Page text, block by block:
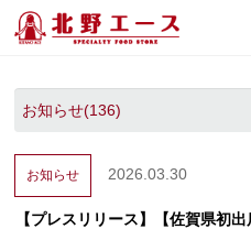
お知らせ 2026.03.30
【プレスリリース】【佐賀県初